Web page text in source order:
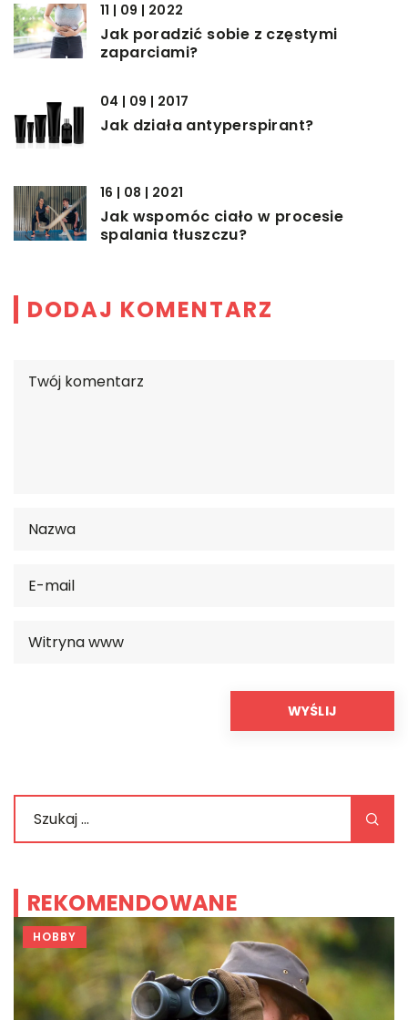
11 | 09 | 2022
Jak poradzić sobie z częstymi
zaparciami?
04 | 09 | 2017
Jak działa antyperspirant?
16 | 08 | 2021
Jak wspomóc ciało w procesie
spalania tłuszczu?
DODAJ KOMENTARZ
REKOMENDOWANE
HOBBY